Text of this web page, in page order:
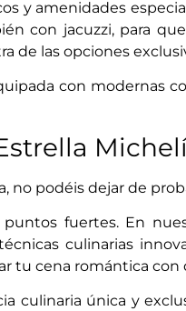
y amenidades
con jacuzzi, para
de las opciones
con modernas
no podéis dejar de
fuertes. En
culinarias
tu cena romántica
culinaria única y